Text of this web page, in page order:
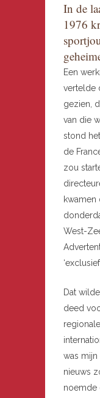
In de
1976
Een
vertelde
gezien,
van die
stond
de
zou
West-
Dat
deed
was
nieuws
noemde